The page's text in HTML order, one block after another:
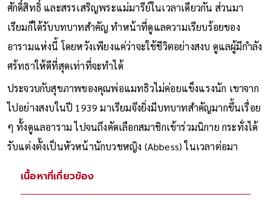
ศักดิ์สิทธิ์ และสรรเสริญพระแม่มารีย์ในเวลาเดียวกัน ส่วนมา
เรียมก็ได้รับบทบาทสำคัญ ทำหน้าที่ดูแลความเรียบร้อยของ
อารามแห่งนี้ โดยหวังเพียงแค่ว่าจะใช้ชีวิตอย่างสงบ ดูแลผู้มีกำลัง
ศร้ทธาให้ดีที่สุดเท่าที่จะทำได้
ประจวบกับสุขภาพของคุณพ่อแมทธิวไม่ค่อยแข็งแรงนัก เขาจาก
ไปอย่างสงบในปี 1939 มาเรียมจึงยิ่งมีบทบาทสำคัญมากขึ้นเรื่อย
ๆ ทั้งดูแลอาราม ไปจนถึงคัดเลือกสมาชิกเข้าร่วมนิกาย กระทั่งได้
รับแต่งตั้งเป็นหัวหน้านักบวชหญิง (Abbess) ในเวลาต่อมา
เนื้อหาที่เกี่ยวข้อง